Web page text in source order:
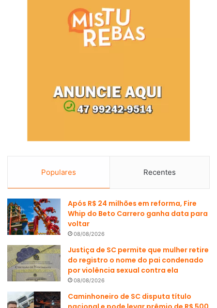
Populares Recentes
Após R$ 24 milhões em reforma, Fire
Whip do Beto Carrero ganha data para
voltar
08/08/2026
Justiça de SC permite que mulher retire
do registro o nome do pai condenado
por violência sexual contra ela
08/08/2026
Caminhoneiro de SC disputa título